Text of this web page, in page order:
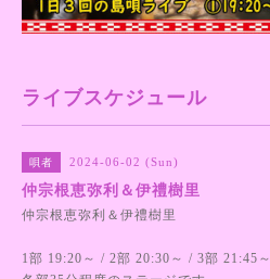
ライブスケジュール
唄者 2024-06-02 (Sun)
仲宗根恵弥利＆伊禮樹里
仲宗根恵弥利＆伊禮樹里
1部 19:20～ / 2部 20:30～ / 3部 21:45～